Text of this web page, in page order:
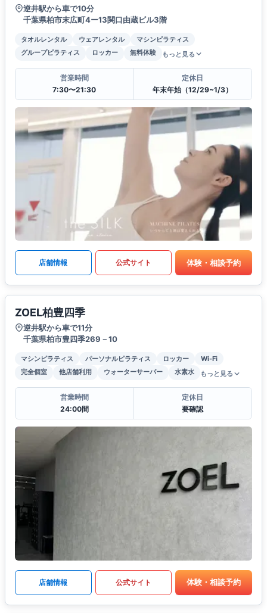
逆井駅から車で10分
千葉県柏市末広町4ー13関口由蔵ビル3階
タオルレンタル ウェアレンタル
マシンピラティス
グループピラティス
ロッカー 無料体験 もっと見る
営業時間
7:30〜21:30
定休日
年末年始（12/29~1/3）
店舗情報 公式サイト 体験・相談予約
ZOEL柏豊四季
逆井駅から車で11分
千葉県柏市豊四季269－10
マシンピラティス パーソナルピラティス ロッカー
Wi-Fi
完全個室
他店舗利用 ウォーターサーバー 水素水 もっと見る
営業時間
24:00間
定休日
要確認
店舗情報 公式サイト 体験・相談予約